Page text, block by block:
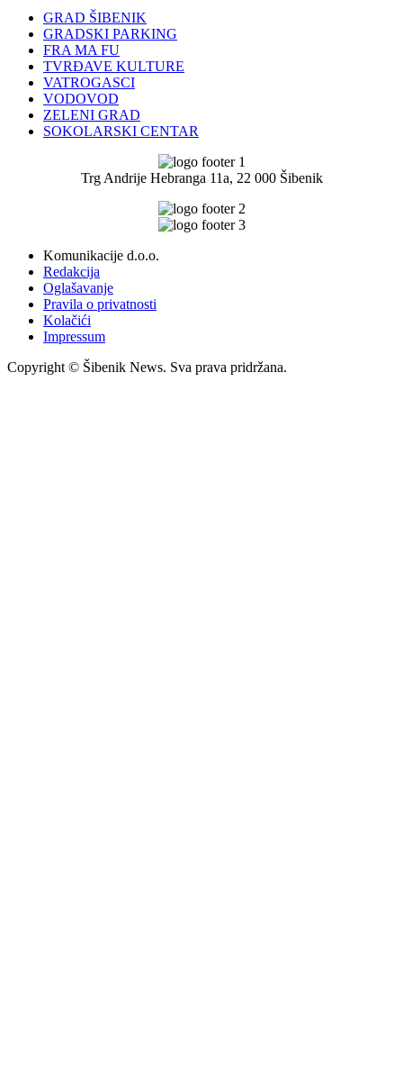
GRAD ŠIBENIK
GRADSKI PARKING
FRA MA FU
TVRĐAVE KULTURE
VATROGASCI
VODOVOD
ZELENI GRAD
SOKOLARSKI CENTAR
Trg Andrije Hebranga 11a, 22 000 Šibenik
Komunikacije d.o.o.
Redakcija
Oglašavanje
Pravila o privatnosti
Kolačići
Impressum
Copyright © Šibenik News. Sva prava pridržana.